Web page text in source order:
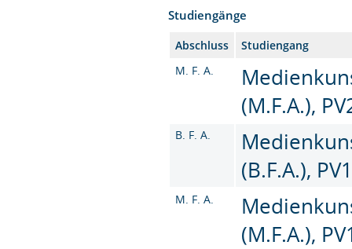
Studiengänge
Abschluss
Studiengang
M. F. A.
(M.F.A.),
B. F. A.
(B.F.A.),
M. F. A.
(M.F.A.),